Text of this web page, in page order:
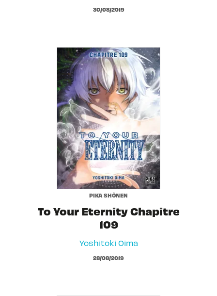
30/08/2019
PIKA SHÔNEN
To Your Eternity Chapitre
109
Yoshitoki Oima
28/08/2019